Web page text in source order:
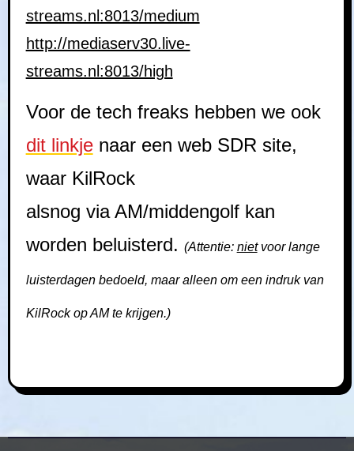
streams.nl:8013/medium
http://mediaserv30.live-
streams.nl:8013/high
Voor de tech freaks hebben we ook
dit linkjenaar een web SDR site,
waar KilRock
alsnog via AM/middengolf kan
worden beluisterd. (Attentie: nietvoor lange
luisterdagen bedoeld, maar alleen om een indruk van
KilRock op AM te krijgen.)